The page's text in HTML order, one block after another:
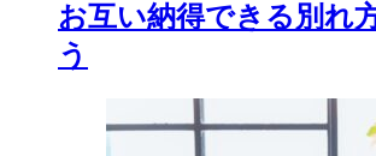
お互い納得できる別れ
う